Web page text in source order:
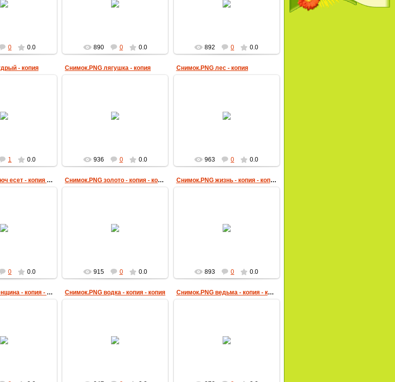
0 0.0 890 0 0.0 892 0 0.0
- копия
1 0.0
Снимок.PNG лягушка - копия
936 0 0.0
Снимок.PNG лес - копия
963 0 0.0
Снимок.PNG ключ есет - копия - копия
0 0.0
Снимок.PNG золото - копия - копия
915 0 0.0
Снимок.PNG жизнь - копия - копия
893 0 0.0
Снимок.PNG женщина - копия - копия Снимок.PNG водка - копия - копия Снимок.PNG ведьма - копия - копия